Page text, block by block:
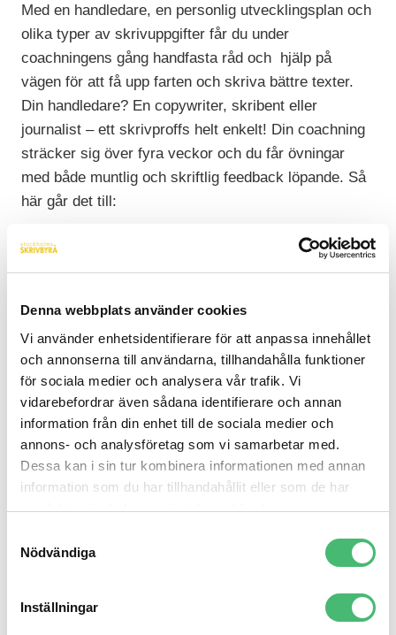
Denna webbplats använder cookies
Vi använder enhetsidentifierare för att anpassa innehållet
och annonserna till användarna, tillhandahålla funktioner
för sociala medier och analysera vår trafik. Vi
vidarebefordrar även sådana identifierare och annan
information från din enhet till de sociala medier och
annons- och analysföretag som vi samarbetar med.
Dessa kan i sin tur kombinera informationen med annan
information som du har tillhandahållit eller som de har
samlat in när du har använt deras tjänster.
Nödvändiga
Inställningar
Med en handledare, en personlig utvecklingsplan och
olika typer av skrivuppgifter får du under
coachningens gång handfasta råd och hjälp på
vägen för att få upp farten och skriva bättre texter.
Din handledare? En copywriter, skribent eller
journalist – ett skrivproffs helt enkelt! Din coachning
sträcker sig över fyra veckor och du får övningar
med både muntlig och skriftlig feedback löpande. Så
här går det till:
STEG 1 –
Vilken skrivcoachning
Under ett första möte berättar du om dina utmaningar
inom skrivande och vi sätter tillsammans upp mål
och en plan. Finns det några speciella områden du
skulle vilja utveckla – exempelvis kommunikation i
sociala medier, skriva blogginlägg eller
pressmeddelanden? Vill du utveckla din kreativitet,
din effektivitet eller ditt språk? Vi utgår från dina
ambitionsnivån. Hur mycket tid kan du lägga på
detta? Om du har ont om tid kan vi sätta ihop ett
program där du arbetar med de texter du ändå ska
skriva i jobbet, detta för att du ska bli specialiserad